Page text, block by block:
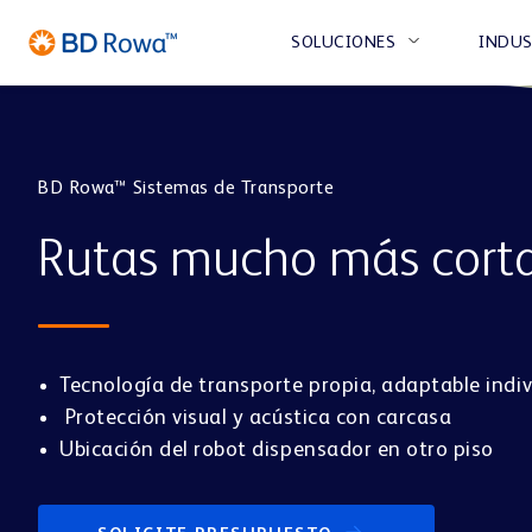
SOLUCIONES
BD Rowa™ Vmax
BD Rowa™ Smart
BD Rowa™ EasyLoad
BD
CENTRO DE SALUD O VETERINARIA
BD Rowa™ Sistemas de Transporte
Rutas mucho más
Tecnología de transporte propia, adaptable
Protección visual y acústica con carcasa
Ubicación del robot dispensador en otro piso